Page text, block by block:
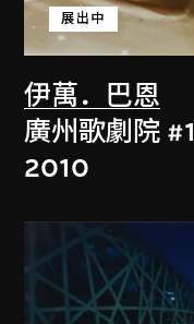
伊萬．巴恩
展出中
廣州歌劇院 #1
2010